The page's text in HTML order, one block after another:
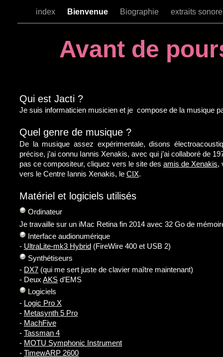
index Bienvenue Biographie extraits
Avant de
Qui est Jacti ?
Je suis informaticien musicien et je compose de la musique
Quel genre de musique ?
De la musique assez expérimentale, disons
précise, j’ai connu Iannis Xenakis, avec qui j’ai collaboré de
pas ce compositeur, cliquez vers le site des amis de Xenakis,
vers le Centre Iannis Xenakis, le CIX.
Matériel et logiciels utilisés
Ordinateur
Je travaille sur un iMac Retina fin 2014 avec 32 Go de
Interface audionumérique
- UltraLite-mk3 Hybrid (FireWire 400 et USB 2)
Synthétiseurs
- DX7 (qui me sert juste de clavier maître maintenant)
- Deux AKS d’EMS
Logiciels
- Logic Pro X
- Metasynth 5 Pro
- MachFive
- Tassman 4
- MOTU Symphonic Instrument
- TimewARP 2600